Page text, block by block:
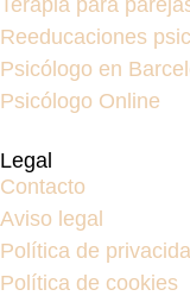
Reeducaciones
Psicólogo en
Psicólogo Online
Legal
Contacto
Aviso legal
Política de
Política de cookies